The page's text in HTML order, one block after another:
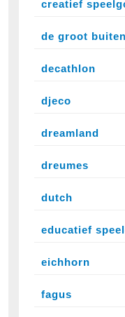
creatief
de groot
decathlon
djeco
dreamland
dreumes
dutch
educatief
eichhorn
fagus